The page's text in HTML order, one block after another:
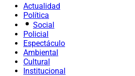
Actualidad
Política
Social
Policial
Espectáculo
Ambiental
Cultural
Institucional